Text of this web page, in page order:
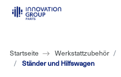
Startseite Werkstattzubehör
Ständer und Hilfswagen